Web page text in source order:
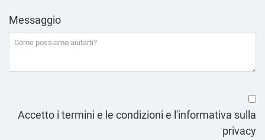
Messaggio
Accetto i termini e le condizioni e l'informativa sulla
privacy